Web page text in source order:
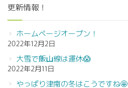
更新情報！
ホームページオープン！
2022年12月2日
大雪で飯山線は運休😱
2022年2月11日
やっぱり津南の冬はこうですね🤩